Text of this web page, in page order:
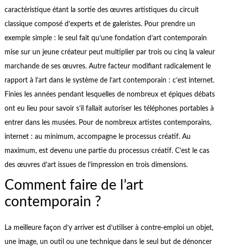
caractéristique étant la sortie des œuvres artistiques du circuit
classique composé d’experts et de galeristes. Pour prendre un
exemple simple : le seul fait qu’une fondation d’art contemporain
mise sur un jeune créateur peut multiplier par trois ou cinq la valeur
marchande de ses œuvres. Autre facteur modifiant radicalement le
rapport à l’art dans le système de l’art contemporain : c’est internet.
Finies les années pendant lesquelles de nombreux et épiques débats
ont eu lieu pour savoir s’il fallait autoriser les téléphones portables à
entrer dans les musées. Pour de nombreux artistes contemporains,
internet : au minimum, accompagne le processus créatif. Au
maximum, est devenu une partie du processus créatif. C’est le cas
des œuvres d’art issues de l’impression en trois dimensions.
Comment faire de l’art
contemporain ?
La meilleure façon d’y arriver est d’utiliser à contre-emploi un objet,
une image, un outil ou une technique dans le seul but de dénoncer